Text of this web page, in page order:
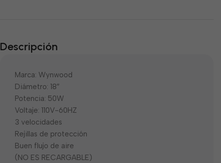
Descripción
Marca: Wynwood
Diámetro: 18″
Potencia: 50W
Voltaje: 110V-60HZ
3 velocidades
Rejillas de protección
Buen flujo de aire
(NO ES RECARGABLE)